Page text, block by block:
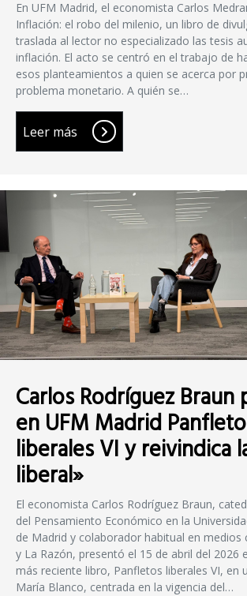
En UFM Madrid, el economista Carlos
Inflación: el robo del milenio, un libro de
traslada al lector no especializado las tesis
inflación. El acto se centró en el trabajo de
esos planteamientos a quien se acerca por
problema monetario. A quién se…
Leer más
Carlos Rodríguez
en UFM Madrid
liberales VI y reivindica
liberal»
El economista Carlos Rodríguez Braun,
del Pensamiento Económico en la
de Madrid y colaborador habitual en medios
y La Razón, presentó el 15 de abril del 2026
más reciente libro, Panfletos liberales VI, en
María Blanco, centrada en la vigencia del…